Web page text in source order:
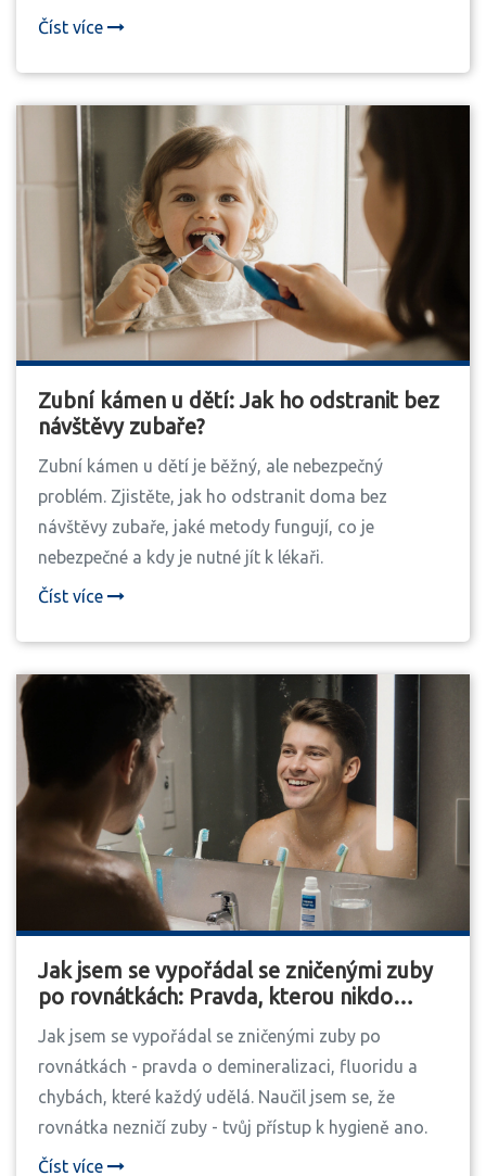
dlouhé trvanlivosti.
Číst více
Zubní kámen u dětí: Jak ho odstranit bez
návštěvy zubaře?
Zubní kámen u dětí je běžný, ale nebezpečný
problém. Zjistěte, jak ho odstranit doma bez
návštěvy zubaře, jaké metody fungují, co je
nebezpečné a kdy je nutné jít k lékaři.
Číst více
Jak jsem se vypořádal se zničenými zuby
po rovnátkách: Pravda, kterou nikdo
Jak jsem se vypořádal se zničenými zuby po
rovnátkách - pravda o demineralizaci, fluoridu a
chybách, které každý udělá. Naučil jsem se, že
rovnátka nezničí zuby - tvůj přístup k hygieně ano.
Číst více